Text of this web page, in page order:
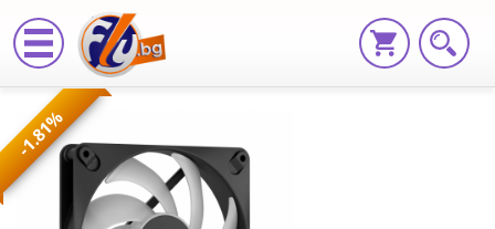
FD
140MM
DYNAM3
-1.81%